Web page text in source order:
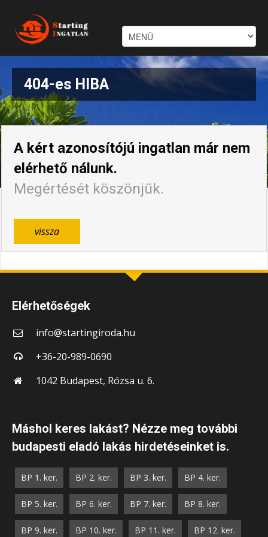
404-es HIBA
A kért azonosítójú ingatlan már nem
elérhető nálunk.
Megértését köszönjük.
vissza
Elérhetőségek
info@startingiroda.hu
+36-20-989-0690
1042 Budapest, Rózsa u. 6.
Máshol keres lakást? Nézze meg további
budapesti eladó lakás hirdetéseinket is.
BP 1. ker. BP 2. ker. BP 3. ker. BP 4. ker.
BP 5. ker. BP 6. ker. BP 7. ker. BP 8. ker.
BP 9. ker. BP 10. ker. BP 11. ker. BP 12. ker.